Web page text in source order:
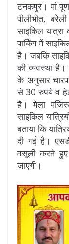
टनकपुर। मां
पीलीभीत,
साइकिल
पार्किंग में
है। जबकि
की ​व्यवस्था है।
के अनुसार
से 30 रुपये व
है। मेला
साइकिल
बताया कि
दी गई है।
वसूली करते हुए
जाएगी।